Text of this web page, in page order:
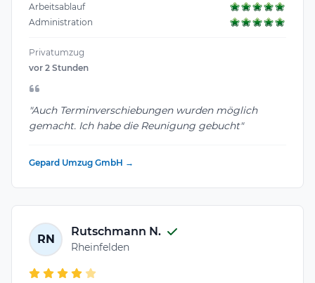
Arbeitsablauf
Administration
Privatumzug
vor 2 Stunden
"Auch Terminverschiebungen wurden möglich
gemacht. Ich habe die Reunigung gebucht"
Gepard Umzug GmbH →
RN
Rutschmann N.
Rheinfelden